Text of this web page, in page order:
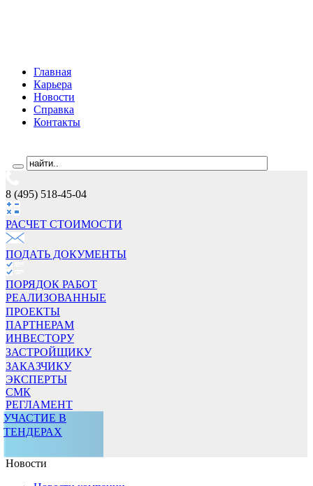
Главная
Карьера
Новости
Справка
Контакты
8 (495) 518-45-04
РАСЧЕТ СТОИМОCТИ
ПОДАТЬ ДОКУМЕНТЫ
ПОРЯДОК РАБОТ
РЕАЛИЗОВАННЫЕ
ПРОЕКТЫ
ПАРТНЕРАМ
ИНВЕСТОРУ
ЗАСТРОЙЩИКУ
ЗАКАЗЧИКУ
ЭКСПЕРТЫ
СМК
РЕГЛАМЕНТ
УЧАСТИЕ В
ТЕНДЕРАХ
Новости